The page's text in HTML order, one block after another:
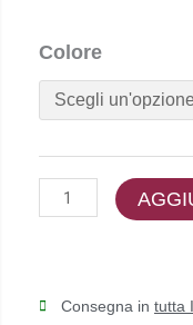
Colore
People
-
PE5987
Consegna in tutta